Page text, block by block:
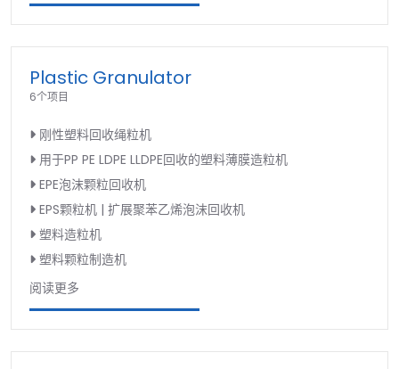
Plastic Granulator
6个项目
刚性塑料回收绳粒机
用于PP PE LDPE LLDPE回收的塑料薄膜造粒机
EPE泡沫颗粒回收机
EPS颗粒机 | 扩展聚苯乙烯泡沫回收机
塑料造粒机
塑料颗粒制造机
阅读更多